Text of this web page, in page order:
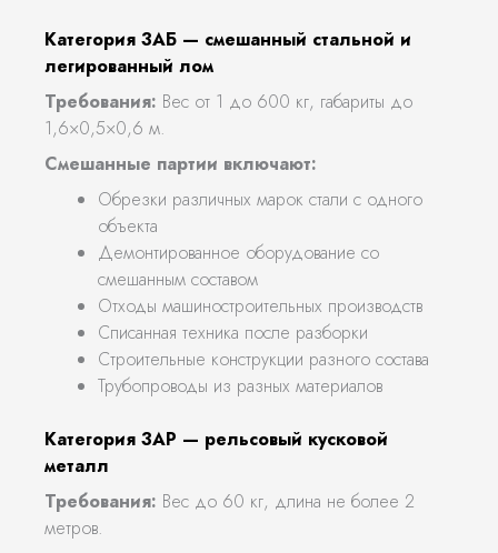
Категория 3АБ — смешанный стальной и
легированный лом
Требования: Вес от 1 до 600 кг, габариты до
1,6×0,5×0,6 м.
Смешанные партии включают:
Обрезки различных марок стали с одного
объекта
Демонтированное оборудование со
смешанным составом
Отходы машиностроительных производств
Списанная техника после разборки
Строительные конструкции разного состава
Трубопроводы из разных материалов
Категория 3АР — рельсовый кусковой
металл
Требования: Вес до 60 кг, длина не более 2
метров.